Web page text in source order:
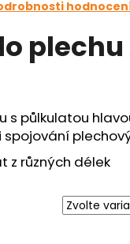
s půlkulatou
spojování
z různých délek